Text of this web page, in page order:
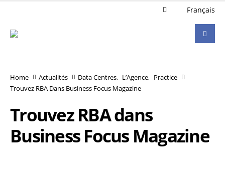
Français
Trouvez RBA dans
Business Focus Magazine
Home Actualités Data Centres, L’Agence, Practice
Trouvez RBA Dans Business Focus Magazine